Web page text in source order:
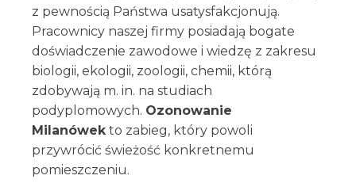
z pewnością Państwa usatysfakcjonują.
Pracownicy naszej firmy posiadają bogate
doświadczenie zawodowe i wiedzę z zakresu
biologii, ekologii, zoologii, chemii, którą
zdobywają m. in. na studiach
podyplomowych. Ozonowanie
Milanówekto zabieg, który powoli
przywrócić świeżość konkretnemu
pomieszczeniu.